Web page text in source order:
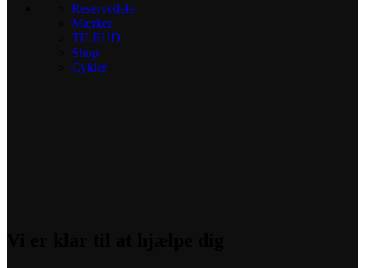
Reservedele
Mærker
TILBUD
Shop
Cykler